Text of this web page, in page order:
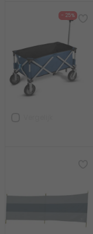
- 25%